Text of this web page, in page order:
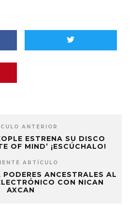
ANTERIOR
ESTRENA SU DISCO
OF MIND’ ¡ESCÚCHALO!
ARTÍCULO
ANCESTRALES AL
CON NICAN
AXCAN